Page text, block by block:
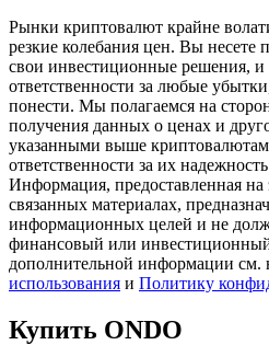
Авто Инвест
Получите долгосрочную
Рынки криптовалют крайне
резкие колебания цен. Вы несете
свои инвестиционные решения, и
ответственности за любые
понести. Мы полагаемся на
получения данных о ценах и
указанными выше
ответственности за их
Информация, предоставленная
связанных материалах,
информационных целей и не
финансовый или
дополнительной информации см.
использования и Политику
Купить ONDO